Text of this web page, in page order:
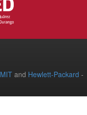
MIT and Hewlett-Packard -